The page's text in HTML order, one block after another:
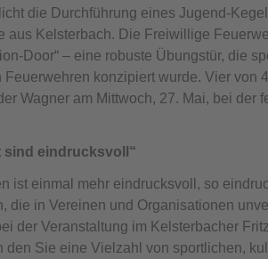
die Durchführung eines Jugend-
aus Kelsterbach. Die Freiwillige
Door“ – eine robuste Übungstür, die
konzipiert wurde. Vier von
Wagner am Mittwoch, 27. Mai, bei der
sind eindrucksvoll“
ist einmal mehr eindrucksvoll, so
die in Vereinen und Organisationen
der Veranstaltung im Kelsterbacher
den Sie eine Vielzahl von sportlichen,